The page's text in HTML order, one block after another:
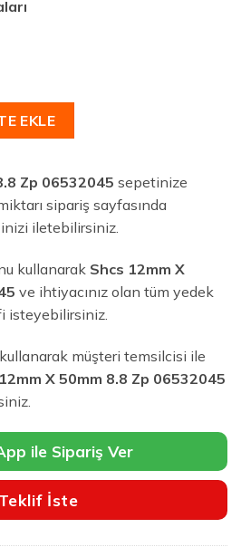
EKLE
Zp 06532045 sepetinize
sipariş sayfasında
iletebilirsiniz.
kullanarak Shcs 12mm X
ve ihtiyacınız olan tüm yedek
isteyebilirsiniz.
müşteri temsilcisi ile
X 50mm 8.8 Zp 06532045
ile Sipariş Ver
Teklif İste